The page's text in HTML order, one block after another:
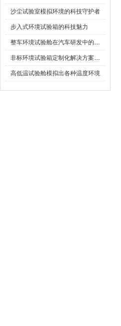
沙尘试验室模拟环境的科技守护者
步入式环境试验箱的科技魅力
整车环境试验舱在汽车研发中的作用
非标环境试验箱定制化解决方案在可靠性测试中的重要性
高低温试验舱模拟出各种温度环境